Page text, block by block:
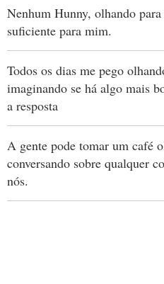
Nenhum Hunny, olhando
suficiente para mim.
Todos os dias me pego
imaginando se há algo mais
a resposta
A gente pode tomar um café
conversando sobre qualquer
nós.